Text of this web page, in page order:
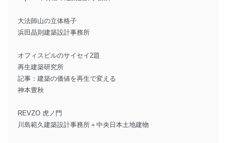
大法師山の立体格子
浜田晶則建築設計事務所
オフィスビルのサイセイ2題
再生建築研究所
記事：建築の価値を再生で変える
神本豊秋
REVZO 虎ノ門
川島範久建築設計事務所＋中央日本土地建物